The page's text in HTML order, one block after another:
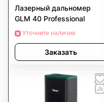
Лазерный дальномер
GLM 40 Professional
Уточните наличие
Заказать